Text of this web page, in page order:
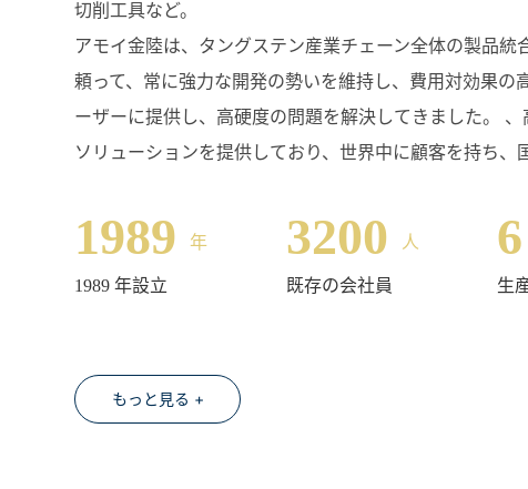
切削工具など。
アモイ金陸は、タングステン産業チェーン全体の製品
頼って、常に強力な開発の勢いを維持し、費用対効果
ーザーに提供し、高硬度の問題を解決してきました。
ソリューションを提供しており、世界中に顧客を持ち、
1989 年
1989 年設立
3200 人
既存の会社員
6
生
もっと見る +